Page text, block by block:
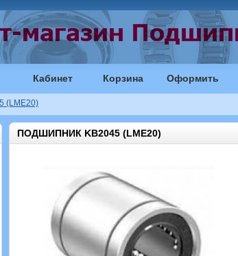
Кабинет Корзина Оформить
(LME20)
ПОДШИПНИК KB2045 (LME20)